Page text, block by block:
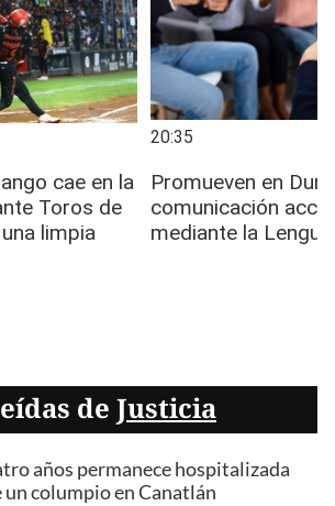
de Justicia
años permanece hospitalizada
un columpio en Canatlán